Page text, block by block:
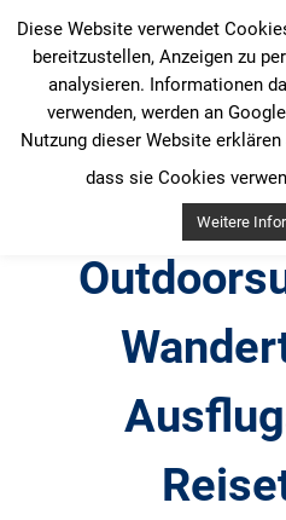
Inhalt
springen
Diese Website verwendet
bereitzustellen, Anzeigen zu
analysieren. Informationen
verwenden, werden an
Nutzung dieser Website
dass sie Cookies
Weitere